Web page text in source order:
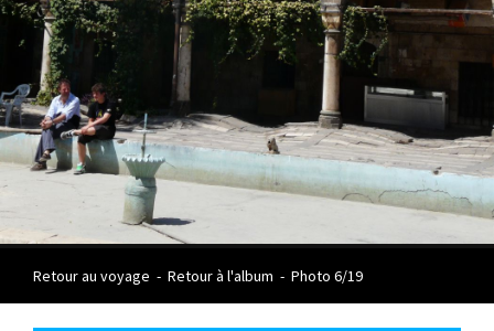
Retour au voyage - Retour à l'album - Photo 6/19